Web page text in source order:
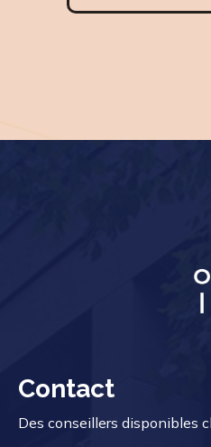
Contact
Des conseillers disponibles